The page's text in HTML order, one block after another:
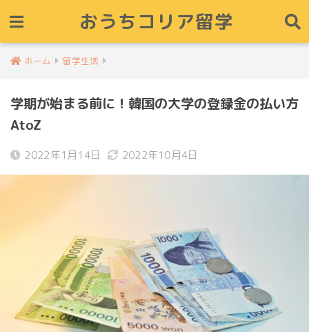
おうちコリア留学
ホーム 留学生活
学期が始まる前に！韓国の大学の登録金の払い方
AtoZ
2022年1月14日 2022年10月4日